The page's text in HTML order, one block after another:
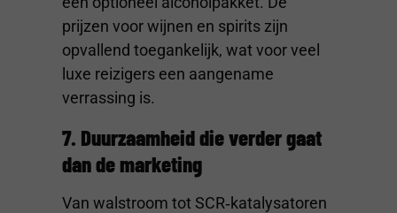
prijzen voor wijnen en spirits zijn
opvallend toegankelijk, wat voor veel
luxe reizigers een aangename
verrassing is.
7. Duurzaamheid die verder gaat
dan de marketing
Van walstroom tot SCR‑katalysatoren